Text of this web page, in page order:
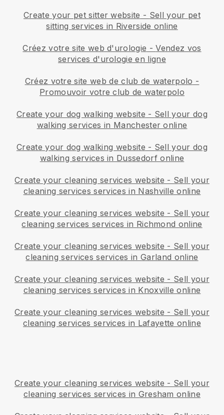
Create your pet sitter website - Sell your pet
sitting services in Riverside online
Créez votre site web d'urologie -Vendez vos
services d'urologie en ligne
Créez votre site web de club de waterpolo -
Promouvoir votre club de waterpolo
Create your dog walking website - Sell your dog
walking services in Manchester online
Create your dog walking website - Sell your dog
walking services in Dussedorf online
Create your cleaning services website - Sell your
cleaning services services in Nashville online
Create your cleaning services website - Sell your
cleaning services services in Richmond online
Create your cleaning services website - Sell your
cleaning services services in Garland online
Create your cleaning services website - Sell your
cleaning services services in Knoxville online
Create your cleaning services website - Sell your
cleaning services services in Lafayette online
Create your cleaning services website - Sell your
cleaning services services in Gresham online